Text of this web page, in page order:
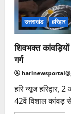
उत्तराखंड हरिद्वार
शिवभक्त
गर्ग
हरि न्यूज हरिद्वार,
42वें विशाल कांवड़